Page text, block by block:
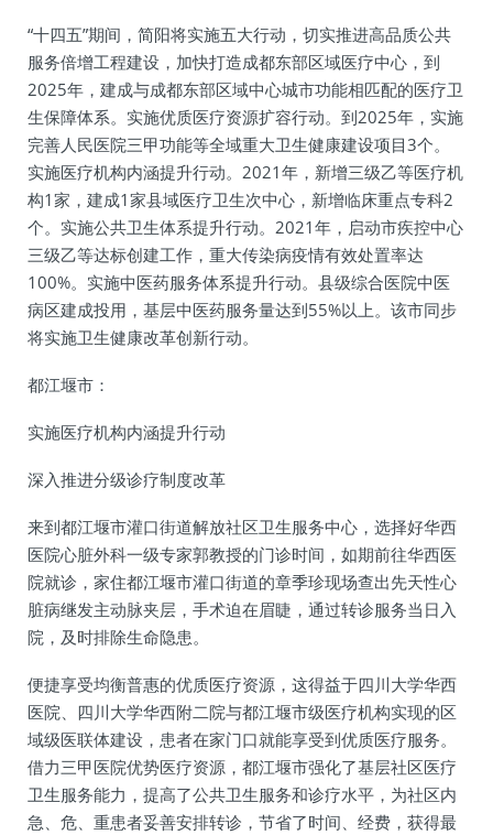
“十四五”期间，简阳将实施五大行动，切实推进高品质公共
服务倍增工程建设，加快打造成都东部区域医疗中心，到
2025年，建成与成都东部区域中心城市功能相匹配的医疗卫
生保障体系。实施优质医疗资源扩容行动。到2025年，实施
完善人民医院三甲功能等全域重大卫生健康建设项目3个。
实施医疗机构内涵提升行动。2021年，新增三级乙等医疗机
构1家，建成1家县域医疗卫生次中心，新增临床重点专科2
个。实施公共卫生体系提升行动。2021年，启动市疾控中心
三级乙等达标创建工作，重大传染病疫情有效处置率达
100%。实施中医药服务体系提升行动。县级综合医院中医
病区建成投用，基层中医药服务量达到55%以上。该市同步
将实施卫生健康改革创新行动。
都江堰市：
实施医疗机构内涵提升行动
深入推进分级诊疗制度改革
来到都江堰市灌口街道解放社区卫生服务中心，选择好华西
医院心脏外科一级专家郭教授的门诊时间，如期前往华西医
院就诊，家住都江堰市灌口街道的章季珍现场查出先天性心
脏病继发主动脉夹层，手术迫在眉睫，通过转诊服务当日入
院，及时排除生命隐患。
便捷享受均衡普惠的优质医疗资源，这得益于四川大学华西
医院、四川大学华西附二院与都江堰市级医疗机构实现的区
域级医联体建设，患者在家门口就能享受到优质医疗服务。
借力三甲医院优势医疗资源，都江堰市强化了基层社区医疗
卫生服务能力，提高了公共卫生服务和诊疗水平，为社区内
急、危、重患者妥善安排转诊，节省了时间、经费，获得最